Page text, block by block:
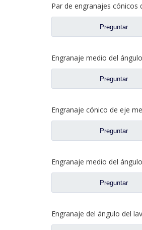
Preguntar
Preguntar
Preguntar
Preguntar